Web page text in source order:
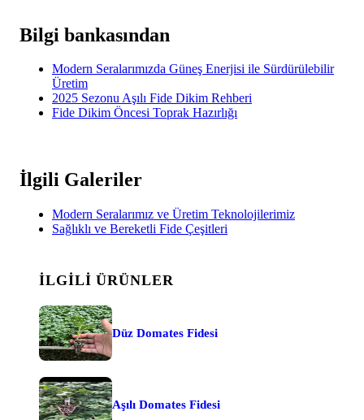
Bilgi bankasından
Modern Seralarımızda Güneş Enerjisi ile Sürdürülebilir
Üretim
2025 Sezonu Aşılı Fide Dikim Rehberi
Fide Dikim Öncesi Toprak Hazırlığı
İlgili Galeriler
Modern Seralarımız ve Üretim Teknolojilerimiz
Sağlıklı ve Bereketli Fide Çeşitleri
İLGILI ÜRÜNLER
Düz Domates Fidesi
Aşılı Domates Fidesi